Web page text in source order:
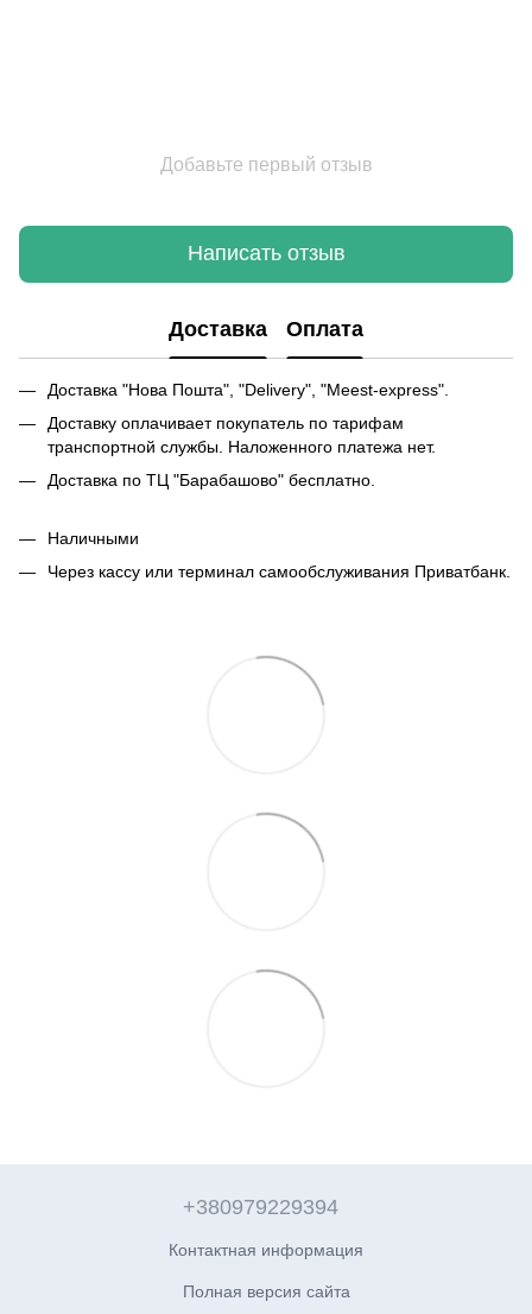
Добавьте первый отзыв
Написать отзыв
Доставка Оплата
Доставка "Нова Пошта", "Delivery", "Meest-express".
Доставку оплачивает покупатель по тарифам
транспортной службы. Наложенного платежа нет.
Доставка по ТЦ "Барабашово" бесплатно.
Наличными
Через кассу или терминал самообслуживания Приватбанк.
+380979229394
Контактная информация
Полная версия сайта